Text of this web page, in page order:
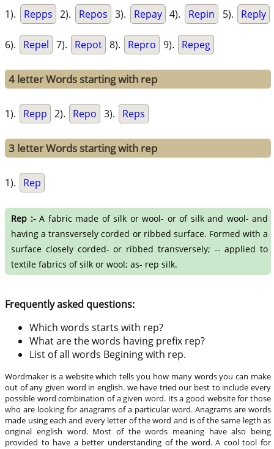
1). Repps 2). Repos 3). Repay 4). Repin 5). Reply
6). Repel 7). Repot 8). Repro 9). Repeg
4 letter Words starting with rep
1). Repp 2). Repo 3). Reps
3 letter Words starting with rep
1). Rep
Rep :-A fabric made of silk or wool- or of silk and wool- and
having a transversely corded or ribbed surface. Formed with a
surface closely corded- or ribbed transversely; -- applied to
textile fabrics of silk or wool; as- rep silk.
Frequently asked questions:
Which words starts with rep?
What are the words having prefix rep?
List of all words Begining with rep.
Wordmaker is a website which tells you how many words you can make
out of any given word in english. we have tried our best to include every
possible word combination of a given word. Its a good website for those
who are looking for anagrams of a particular word. Anagrams are words
made using each and every letter of the word and is of the same legth as
original english word. Most of the words meaning have also being
provided to have a better understanding of the word. A cool tool for